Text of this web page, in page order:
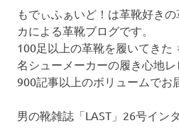
もでぃふぁいど！は革靴好き
カによる革靴ブログです。
100足以上の革靴を履いてきた
名シューメーカーの履き心地
900記事以上のボリュームでお
男の靴雑誌「LAST」26号イン